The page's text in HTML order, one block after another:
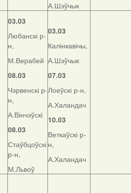
А.Шэўчык
03.03
Любанскі р-
н,
М.Верабей
08.03
Чэрвенскі р-
н,
А.Вінчэўскі
08.03
Стаўбцоўскі
р-н,
М.Львоў
03.03
Калінкавічы,
А.Шэўчык
07.03
Лоеўскі р-н,
А.Халандач
10.03
Веткаўскі р-
н,
А.Халандач